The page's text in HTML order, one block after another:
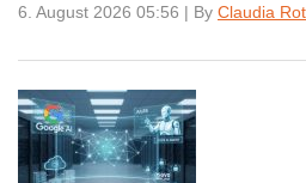
6. August 2026 05:56 | By Claudia